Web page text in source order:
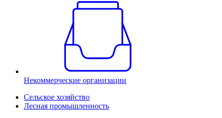
Некоммерческие организации
Сельское хозяйство
Лесная промышленность